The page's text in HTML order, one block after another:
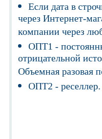
Если дата в
через Интернет-
компании через
ОПТ1 -
отрицательной
Объемная разовая
ОПТ2 -